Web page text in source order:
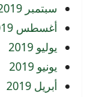
سبتمبر 2019
أغسطس 2019
يوليو 2019
يونيو 2019
أبريل 2019